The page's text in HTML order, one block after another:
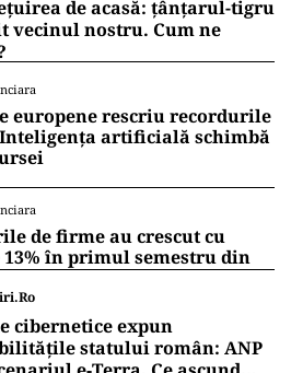
de acasă: țânțarul-tigru
vecinul nostru. Cum ne
europene rescriu recordurile
artificială schimbă
de firme au crescut cu
13% în primul semestru din
cibernetice expun
statului român: ANP